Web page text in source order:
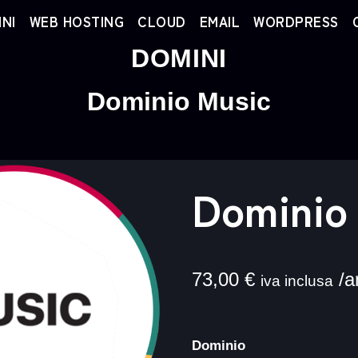
WEB HOSTING CLOUD EMAIL WORDPRESS
DOMINI
Dominio Music
73,00 € iva inclusa /
Dominio